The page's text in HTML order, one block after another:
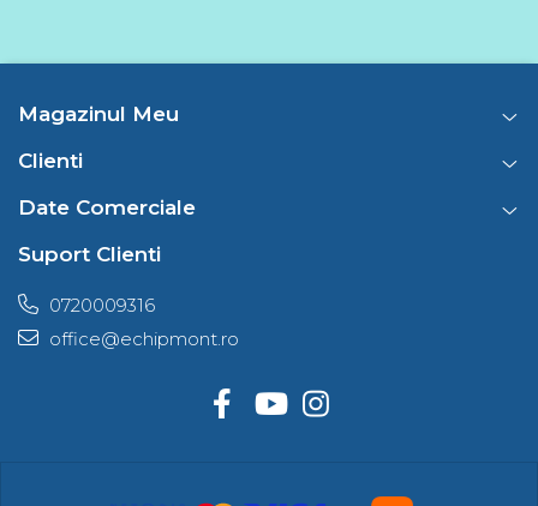
Magazinul Meu
Clienti
Date Comerciale
Suport Clienti
0720009316
office@echipmont.ro